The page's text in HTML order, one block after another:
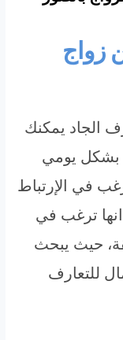
زواج
الجاد يمكنك
بشكل يومي
في الإرتباط
ترغب في
حيث يبحث
للتعارف